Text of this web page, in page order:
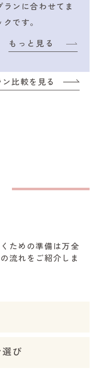
ンに合わせて ま
です。
もっと見る
ン比較を見る
ための準備は万全
流れをご紹介しま
び